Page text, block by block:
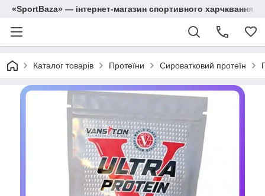
«SportBaza» — інтернет-магазин спортивного харчквання
Каталог товарів Протеїни Сироватковий протеїн